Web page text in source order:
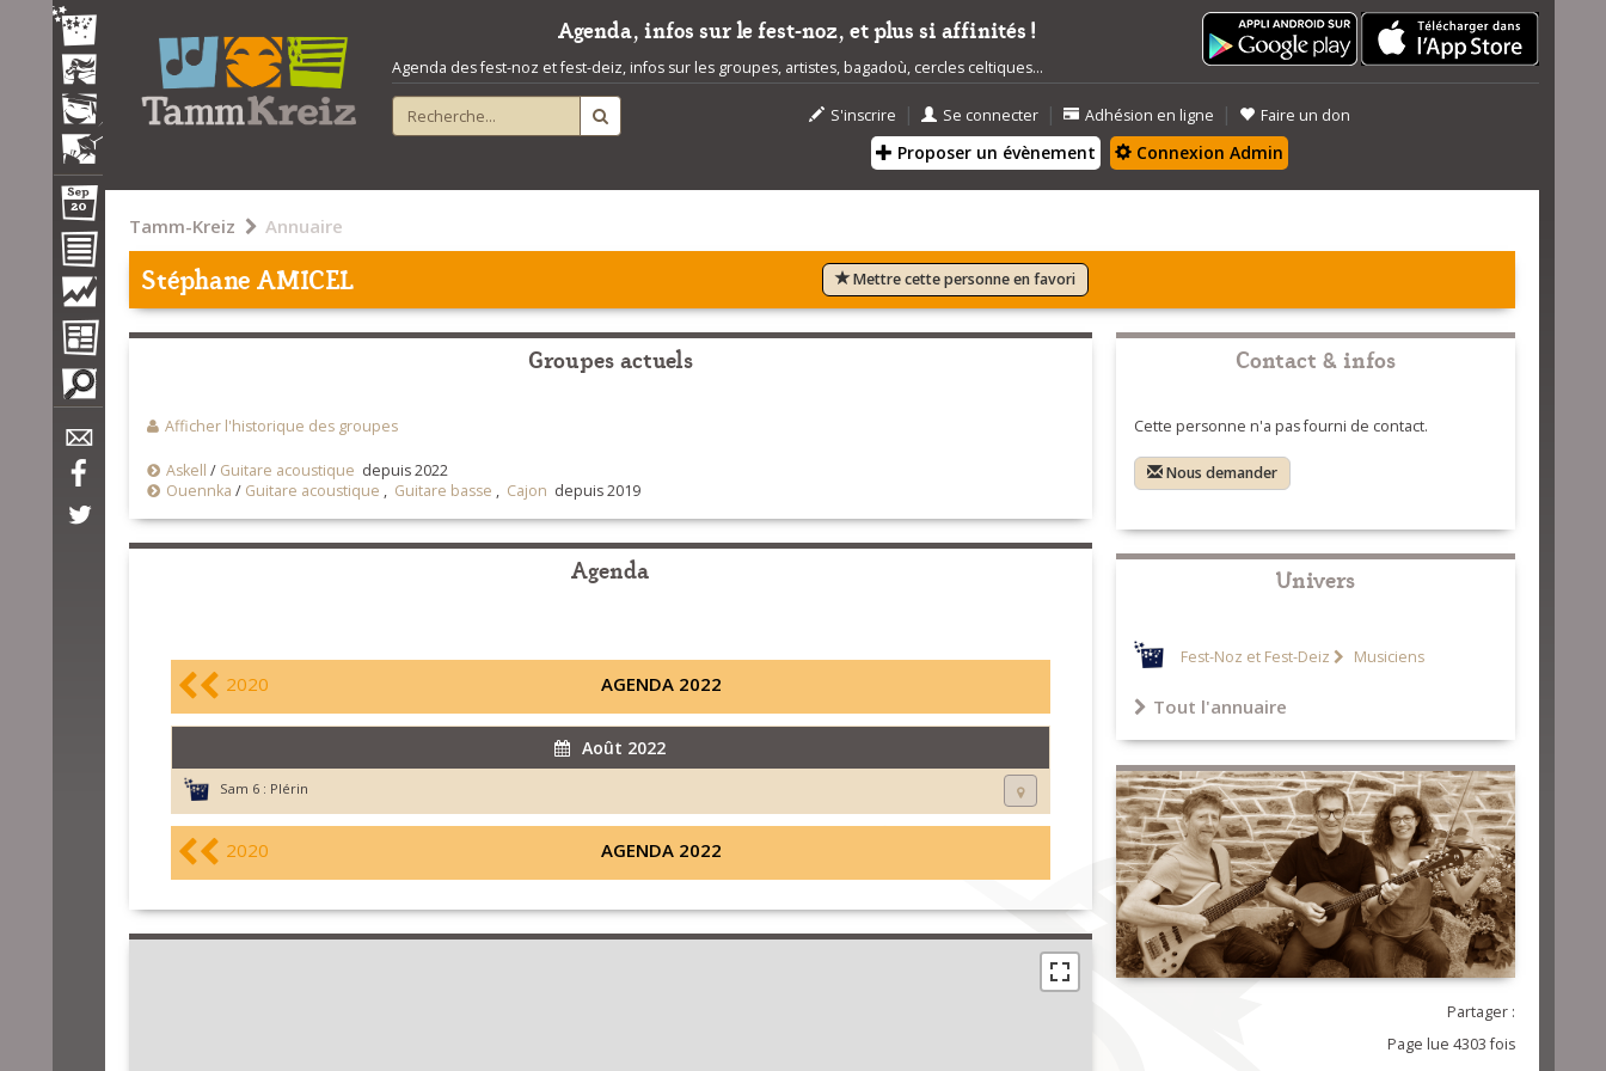
Agenda, infos sur le fest-noz, et plus si affinités !
Agenda des fest-noz et fest-deiz, infos sur les groupes, artistes, bagadoù, cercles celtiques...
S'inscrire | Se connecter | Adhésion en ligne | Faire un don
Proposer un évènement Connexion Admin
Tamm-Kreiz Annuaire
Stéphane AMICEL Mettre cette personne en favori
Groupes actuels
Afficher l'historique des groupes
Askell / Guitare acoustique depuis 2022
Ouennka / Guitare acoustique , Guitare basse , Cajon depuis 2019
Agenda
2020 AGENDA 2022
Août 2022
Sam 6 : Plérin
2020 AGENDA 2022
Contact & infos
Cette personne n'a pas fourni de contact.
Nous demander
Univers
Fest-Noz et Fest-Deiz Musiciens
Tout l'annuaire
Partager :
Page lue 4303 fois